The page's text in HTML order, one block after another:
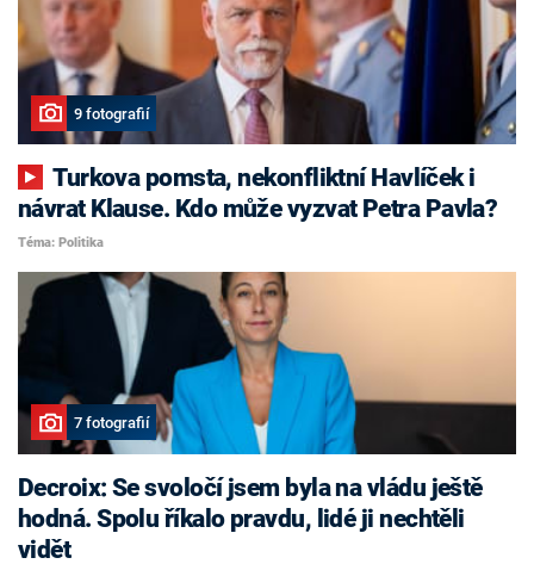
9 fotografií
Turkova pomsta, nekonfliktní Havlíček i
návrat Klause. Kdo může vyzvat Petra Pavla?
Téma: Politika
7 fotografií
Decroix: Se svoločí jsem byla na vládu ještě
hodná. Spolu říkalo pravdu, lidé ji nechtěli
vidět